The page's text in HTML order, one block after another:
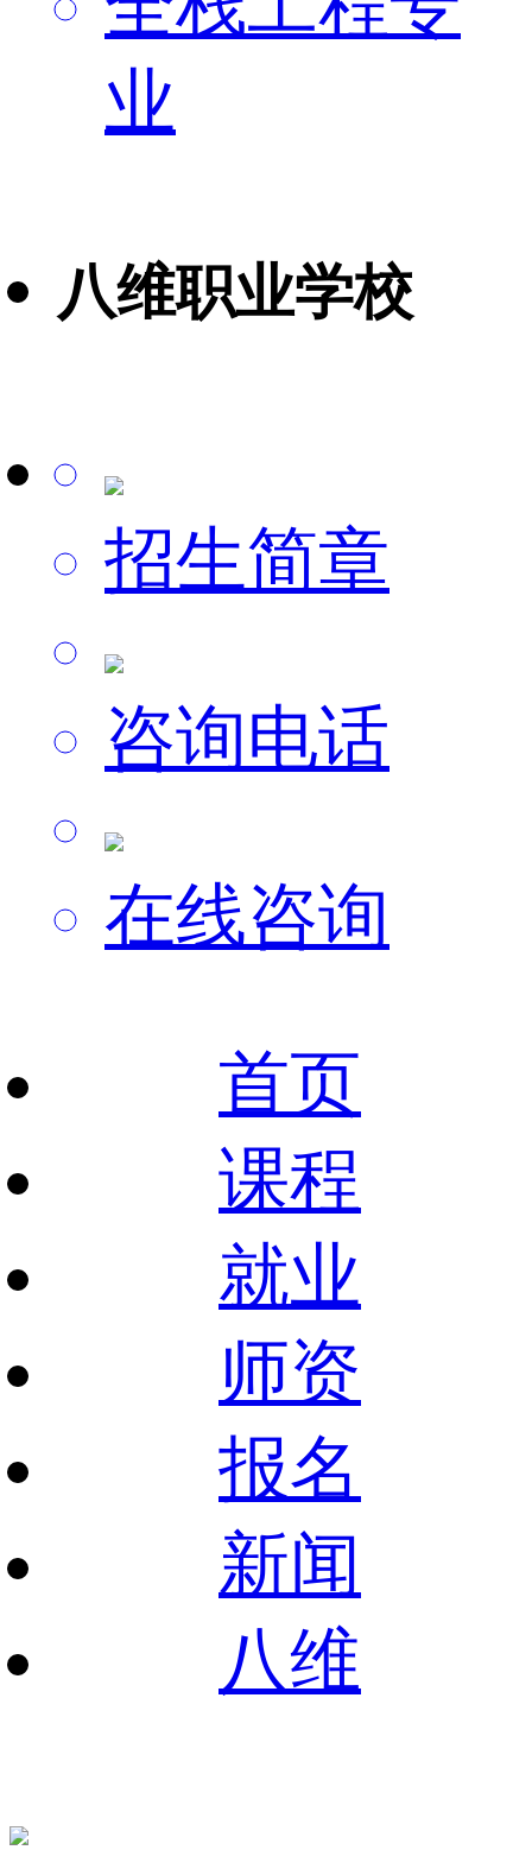
业
八维职业学校
招生简章
咨询电话
在线咨询
首页
课程
就业
师资
报名
新闻
八维